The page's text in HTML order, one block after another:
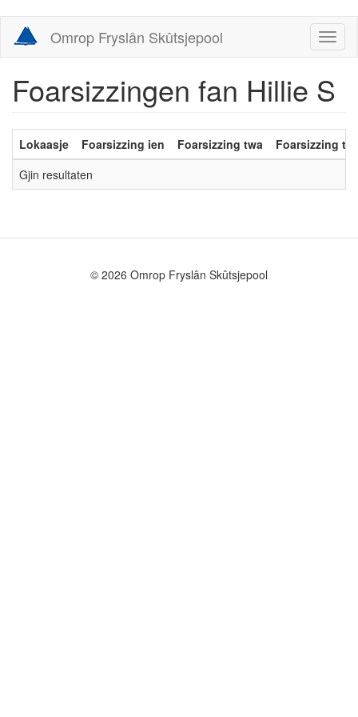
main
Omrop Fryslân Skûtsjepool
Foarsizzingen fan Hillie S
Lokaasje Foarsizzing ien Foarsizzing twa
Foarsizzing
Gjin resultaten
© 2026 Omrop Fryslân Skûtsjepool